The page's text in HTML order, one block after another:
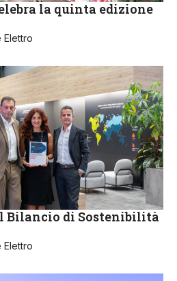
la quinta edizione
Elettro
Bilancio di Sostenibilità
Elettro